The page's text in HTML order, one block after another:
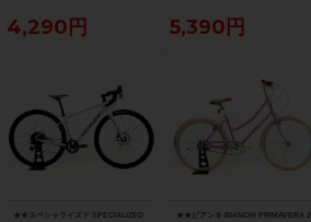
4,290円 5,390円
★★スペシャライズド SPECIALIZED
★★ビアンキ BIANCHI PRIMAVERA 2